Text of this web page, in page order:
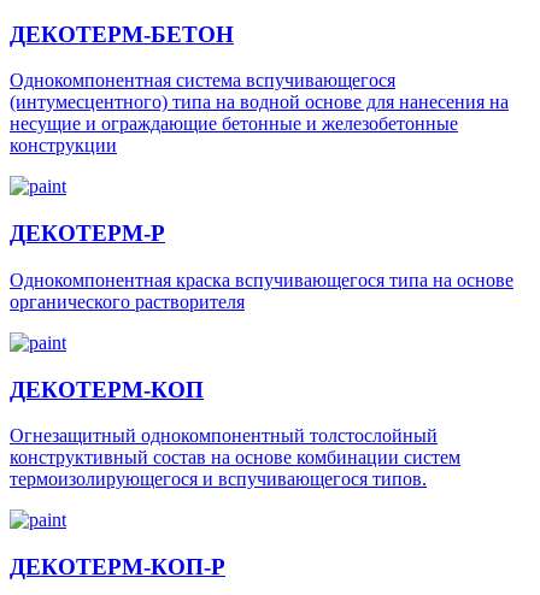
ДЕКОТЕРМ-БЕТОН
Однокомпонентная система вспучивающегося
(интумесцентного) типа на водной основе для нанесения на
несущие и ограждающие бетонные и железобетонные
конструкции
ДЕКОТЕРМ-Р
Однокомпонентная краска вспучивающегося типа на основе
органического растворителя
ДЕКОТЕРМ-КОП
Огнезащитный однокомпонентный толстослойный
конструктивный состав на основе комбинации систем
термоизолирующегося и вспучивающегося типов.
ДЕКОТЕРМ-КОП-Р